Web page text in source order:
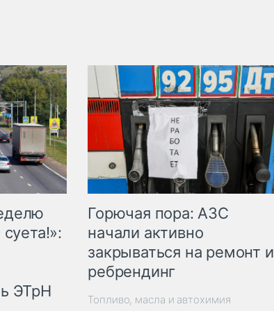
ЭТрН
Горючая пора: АЗС
начали активно
закрываться на ремонт и
ребрендинг
Топливо, масла и автохимия